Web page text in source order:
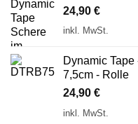
24,90 €
inkl. MwSt.
Dynamic
7,5cm - Rolle
24,90 €
inkl. MwSt.